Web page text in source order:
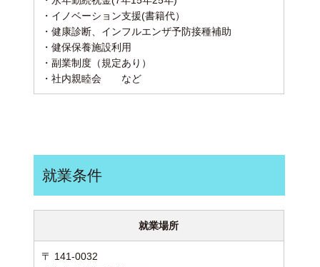
・イノベーション支援(書籍代）
・健康診断、インフルエンザ予防接種補助
・健保保養施設利用
・副業制度（規定あり）
・社内親睦会 など
就業条件
就業場所
〒 141-0032